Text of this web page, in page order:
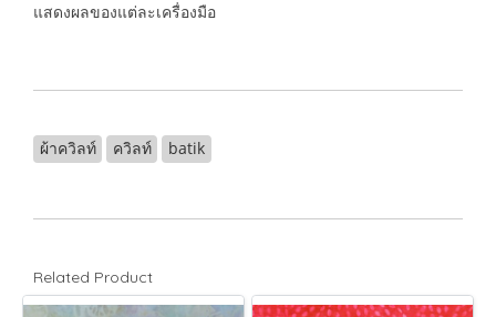
แสดงผลของแต่ละเครื่องมือ
ผ้าควิลท์ ควิลท์ batik
Related Product